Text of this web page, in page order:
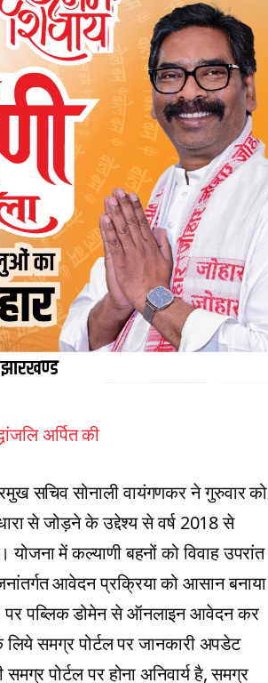
अर्पित की
सचिव सोनाली वायंगणकर ने गुरुवार को
से जोड़ने के उद्देश्य से वर्ष 2018 से
योजना में कल्याणी बहनों को विवाह उपरांत
आवेदन प्रक्रिया को आसान बनाया
पब्लिक डोमेन से ऑनलाइन आवेदन कर
समग्र पोर्टल पर जानकारी अपडेट
पोर्टल पर होना अनिवार्य है, समग्र